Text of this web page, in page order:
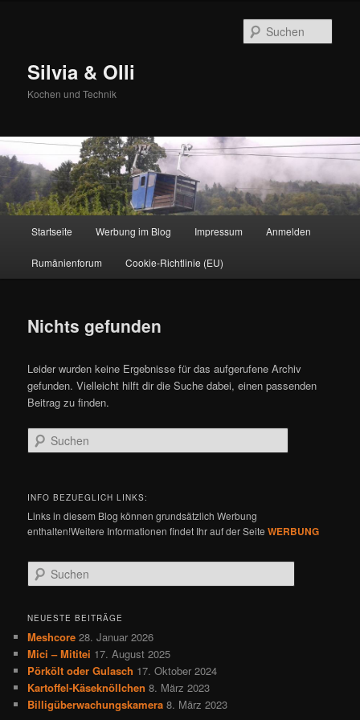
Silvia & Olli
Kochen und Technik
Startseite Werbung im Blog Impressum Anmelden
Rumänienforum Cookie-Richtlinie (EU)
Nichts gefunden
Leider wurden keine Ergebnisse für das aufgerufene Archiv
gefunden. Vielleicht hilft dir die Suche dabei, einen passenden
Beitrag zu finden.
Suchen
INFO BEZUEGLICH LINKS:
Links in diesem Blog können grundsätzlich Werbung
enthalten!Weitere Informationen findet Ihr auf der SeiteWERBUNG
u
h
n
NEUESTE BEITRÄGE
Meshcore 28. Januar 2026
Mici – Mititei 17. August 2025
Pörkölt oder Gulasch 17. Oktober 2024
Kartoffel-Käseknöllchen 8. März 2023
Billigüberwachungskamera 8. März 2023